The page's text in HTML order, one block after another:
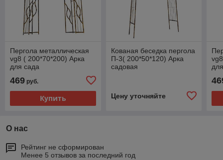
Пергола металлическая
vg8 ( 200*70*200) Арка
для сада
469 руб.
Купить
Кованая беседка пергола
П-3( 200*50*120) Арка
садовая
Цену уточняйте
О нас
Рейтинг не сформирован
Менее 5 отзывов за последний год